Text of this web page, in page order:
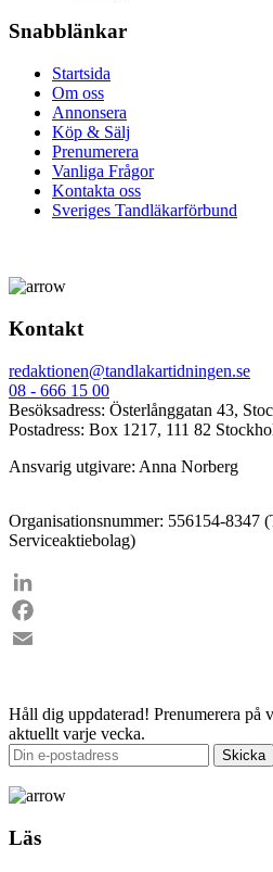
Snabblänkar
Startsida
Om oss
Annonsera
Köp & Sälj
Prenumerera
Vanliga Frågor
Kontakta oss
Sveriges Tandläkarförbund
Kontakt
redaktionen@tandlakartidningen.se
08 - 666 15 00
Besöksadress: Österlånggatan 43,
Postadress: Box 1217, 111 82
Ansvarig utgivare: Anna Norberg
Organisationsnummer: 556154-8347
Serviceaktiebolag)
LinkedIn
Facebook
Håll dig uppdaterad! Prenumerera på
aktuellt varje vecka.
Läs